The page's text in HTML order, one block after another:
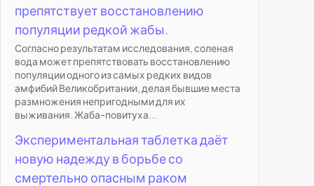
препятствует восстановлению
популяции редкой жабы.
Согласно результатам исследования, соленая
вода может препятствовать восстановлению
популяции одного из самых редких видов
амфибий Великобритании, делая бывшие места
размножения непригодными для их
выживания. Жаба-повитуха...
Экспериментальная таблетка даёт
новую надежду в борьбе со
смертельно опасным раком